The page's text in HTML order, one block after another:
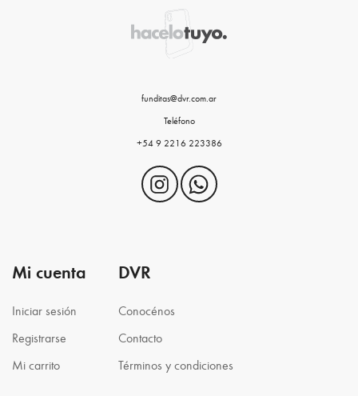
funditas@dvr.com.ar
Teléfono
+54 9 2216 223386
Mi cuenta
Iniciar sesión
Registrarse
Mi carrito
DVR
Conocénos
Contacto
Términos y condiciones